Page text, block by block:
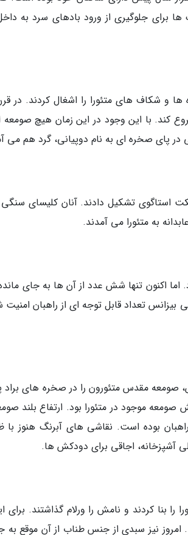
جلوگیری از ورود بادهای سرد به داخل
و شکاف های متئورا را اشغال کردند. در
را شروع کند. با این وجود در این زمان هیچ
پای صخره ای به نام دوپیانی، گرد هم می
استاگوی تشکیل دادند. آنان کلیسای سنگی
به متئورا می آمدند.
محل قرارگیری بیش از 20 صومعه بود. اما اکنون تنها شش عدد از آن ها
نیروهای ترک، در طول 800 سال حمکرانی بیزانس تعداد قابل توجه ای از
صومعه مقدس متئورون را در صخره های براد
موجود در متئورا بود. ارتفاع بلند
بوده است. نقاشی های آبرنگ هنوز با
آشپزخانه، اجاقی برای دودکش ها.
را بنا کردند و نامش را ورلام گذاشتند.
نیز سبدی از جنس طناب از آن موقع به